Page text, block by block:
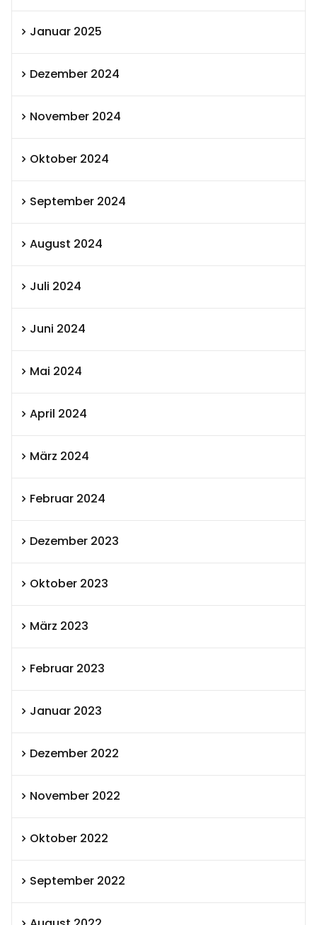
Januar 2025
Dezember 2024
November 2024
Oktober 2024
September 2024
August 2024
Juli 2024
Juni 2024
Mai 2024
April 2024
März 2024
Februar 2024
Dezember 2023
Oktober 2023
März 2023
Februar 2023
Januar 2023
Dezember 2022
November 2022
Oktober 2022
September 2022